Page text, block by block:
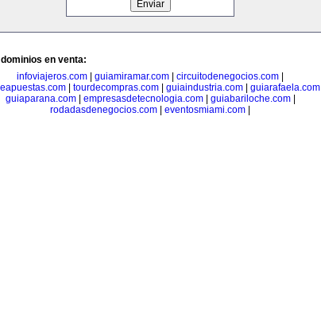
en venta:
infoviajeros.com
guiamiramar.com circuitodenegocios.com
| tourdecompras.com| guiaindustria.com| guiarafaela.com|
guiaparana.com| empresasdetecnologia.com| guiabariloche.com|
rodadasdenegocios.com
eventosmiami.com